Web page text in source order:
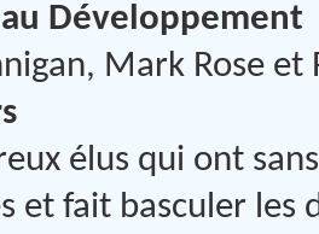
Développement
Mark Rose
élus qui ont
et fait basculer les